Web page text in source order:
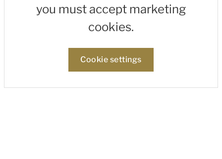
you must accept marketing
cookies.
Cookie settings